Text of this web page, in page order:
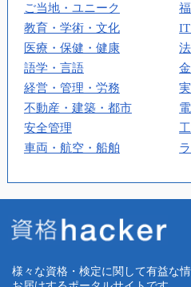
ご当地・ユニーク
教育・学術・文化
医療・保健・健康
語学・言語
経営・管理・労務
不動産・建築・都市
安全管理
車両・航空・船舶
様々な資格・検定に関して有益な